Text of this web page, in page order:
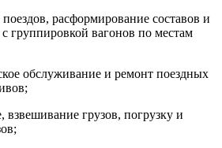
расформирование составов и
группировкой вагонов по местам
обслуживание и ремонт поездных
взвешивание грузов, погрузку и